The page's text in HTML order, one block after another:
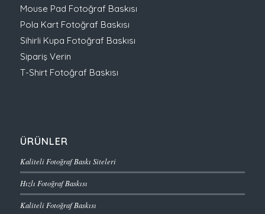
Mouse Pad Fotoğraf Baskısı
Pola Kart Fotoğraf Baskısı
Sihirli Kupa Fotoğraf Baskısı
Sipariş Verin
T-Shirt Fotoğraf Baskısı
ÜRÜNLER
Kaliteli Fotoğraf Baskı Siteleri
Hızlı Fotoğraf Baskısı
Kaliteli Fotoğraf Baskısı